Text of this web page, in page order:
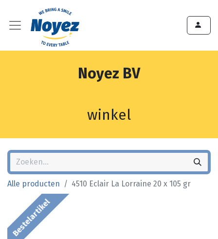
Noyez BV
winkel
Alle producten 4510 Eclair La Lorraine 20 x 105 gr
Bestelartikel